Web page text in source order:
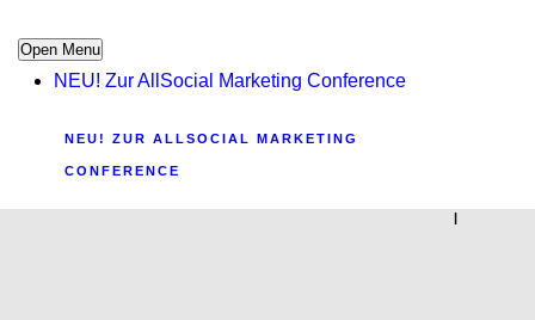
Open Menu
NEU! Zur AllSocial Marketing Conference
NEU! ZUR ALLSOCIAL MARKETING
CONFERENCE
|